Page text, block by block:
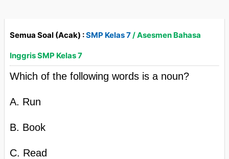
Semua Soal (Acak) :SMP Kelas 7/ Asesmen Bahasa
Inggris SMP Kelas 7
Which of the following words is a noun?
A. Run
B. Book
C. Read